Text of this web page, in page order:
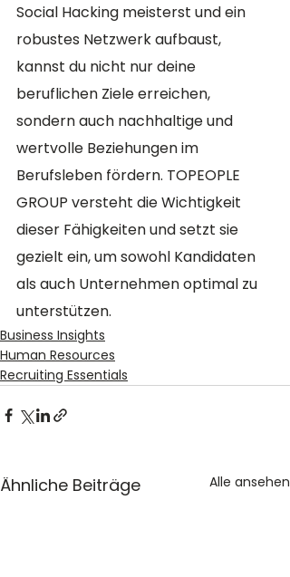
Social Hacking meisterst und ein
robustes Netzwerk aufbaust,
kannst du nicht nur deine
beruflichen Ziele erreichen,
sondern auch nachhaltige und
wertvolle Beziehungen im
Berufsleben fördern. TOPEOPLE
GROUP versteht die Wichtigkeit
dieser Fähigkeiten und setzt sie
gezielt ein, um sowohl Kandidaten
als auch Unternehmen optimal zu
unterstützen.
Business Insights
Human Resources
Recruiting Essentials
Ähnliche Beiträge Alle ansehen